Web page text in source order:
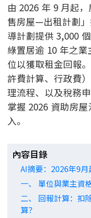
轉按計算
置業預算
供款年期計算
工商舖按揭計算
下載中心
按揭全面睇
新聞/研究
由 2026 年 9 月起
售房屋—出租計劃
導計劃提供 3,000
綠置居逾 10 年之
位以獲取租金回報
許費計算、行政費
理流程、以及稅務
掌握 2026 資助房
入。
內容目錄
AI摘要：2026年9
一、 單位與業主資
二、 回報計算：扣
算？